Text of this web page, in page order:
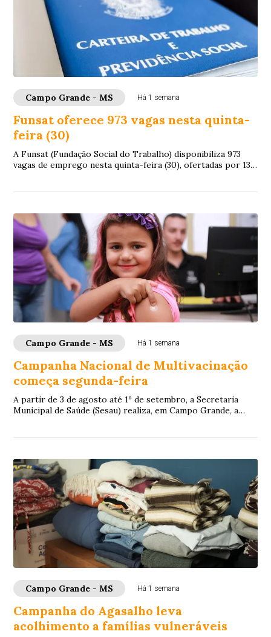
Campo Grande - MS Há 1 semana
Funsat oferece 973 vagas nesta quinta-
feira (30)
A Funsat (Fundação Social do Trabalho) disponibiliza 973
vagas de emprego nesta quinta-feira (30), ofertadas por 132
Campo Grande - MS Há 1 semana
Campanha Nacional de Multivacinação
começa segunda-feira
A partir de 3 de agosto até 1º de setembro, a Secretaria
Municipal de Saúde (Sesau) realiza, em Campo Grande, a
Campo Grande - MS Há 1 semana
Campanha do Agasalho leva
acolhimento a famílias vulneráveis